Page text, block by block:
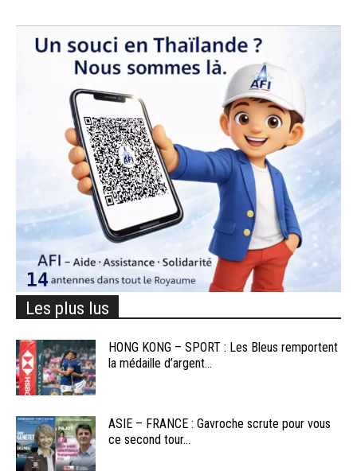
Les plus lus
HONG KONG – SPORT : Les Bleus remportent
la médaille d’argent...
ASIE – FRANCE : Gavroche scrute pour vous
ce second tour...